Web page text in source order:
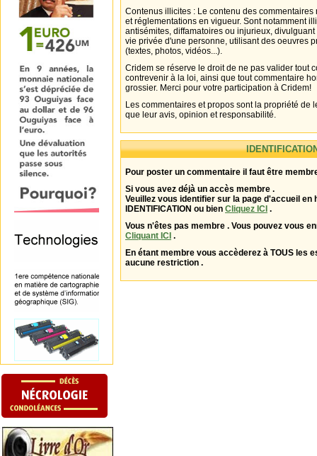
Contenus illicites : Le contenu des
et réglementations en vigueur. Sont notamment
antisémites, diffamatoires ou injurieux,
vie privée d'une personne, utilisant des oeuvres
(textes, photos, vidéos...).
Cridem se réserve le droit de ne pas valider tout
contrevenir à la loi, ainsi que tout commentaire
grossier. Merci pour votre participation à Cridem!
Les commentaires et propos sont la propriété de
que leur avis, opinion et responsabilité.
Pour poster un commentaire il faut être
Si vous avez déjà un accès membre .
Veuillez vous identifier sur la page d'accueil en
IDENTIFICATION ou bien Cliquez ICI .
Vous n'êtes pas membre . Vous pouvez vous
Cliquant ICI .
En étant membre vous accèderez à TOUS les
aucune restriction .